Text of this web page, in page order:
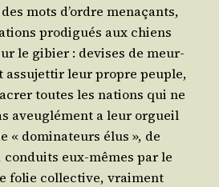
mots d’ordre mena­çants,
pro­di­gués aux chiens
le gibier : devises de meur­
leur propre peuple,
toutes les nations qui ne
aveu­glé­ment a leur orgueil
« domi­na­teurs élus », de
conduits eux-mêmes par le
folie col­lec­tive, vrai­ment